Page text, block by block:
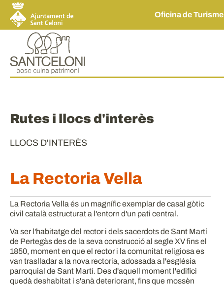
Oficina de Turisme
Rutes i llocs d'interès
LLOCS D'INTERÈS
La Rectoria Vella
La Rectoria Vella és un magnífic exemplar de casal gòtic
civil català estructurat a l'entorn d'un pati central.
Va ser l'habitatge del rector i dels sacerdots de Sant Martí
de Pertegàs des de la seva construcció al segle XV fins el
1850, moment en que el rector i la comunitat religiosa es
van traslladar a la nova rectoria, adossada a l'església
parroquial de Sant Martí. Des d'aquell moment l'edifici
quedà deshabitat i s'anà deteriorant, fins que mossèn